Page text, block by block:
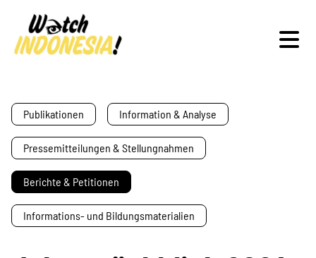
Schwerpunkte
Veranstaltungen
Publikationen Information & Analyse
Pressemitteilungen & Stellungnahmen
Berichte & Petitionen
Informations- und Bildungsmaterialien